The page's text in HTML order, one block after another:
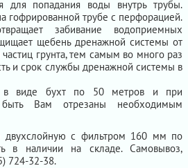
для попадания воды внутрь трубы.
гофрированной трубе с перфорацией.
забивание водоприемных
щебень дренажной системы от
грунта, тем самым во много раз
и срок службы дренажной системы в
в виде бухт по 50 метров и при
быть Вам отрезаны необходимым
двухслойную с фильтром 160 мм по
в наличии на складе. Самовывоз,
724-32-38.